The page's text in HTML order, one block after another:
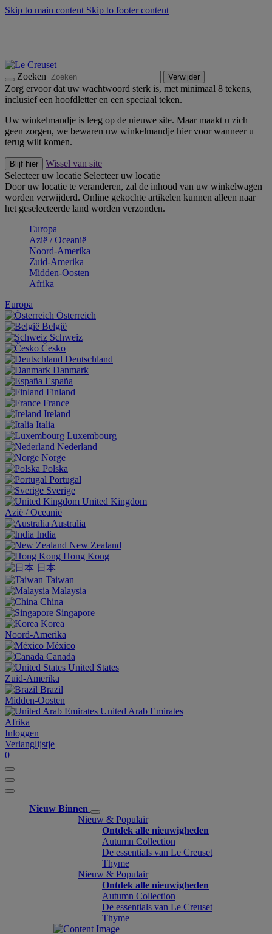
Skip to main content Skip to footer content
Zoeken Verwijder
Zorg ervoor dat uw wachtwoord sterk is, met minimaal 8 tekens,
inclusief een hoofdletter en een speciaal teken.
Uw winkelmandje is leeg op de nieuwe site. Maar maakt u zich
geen zorgen, we bewaren uw winkelmandje hier voor wanneer u
terug wilt komen.
Blijf hier
Wissel van site
Selecteer uw locatie Selecteer uw locatie
Door uw locatie te veranderen, zal de inhoud van uw winkelwagen
worden verwijderd. Online gekochte artikelen kunnen alleen naar
het geselecteerde land worden verzonden.
Europa
Aziё / Oceaniё
Noord-Amerika
Zuid-Amerika
Midden-Oosten
Afrika
Europa
Österreich
België
Schweiz
Česko
Deutschland
Danmark
España
Finland
France
Ireland
Italia
Luxembourg
Nederland
Norge
Polska
Portugal
Sverige
United Kingdom
Aziё / Oceaniё
Australia
India
New Zealand
Hong Kong
日本
Taiwan
Malaysia
China
Singapore
Korea
Noord-Amerika
México
Canada
United States
Zuid-Amerika
Brazil
Midden-Oosten
United Arab Emirates
Afrika
Inloggen
Verlanglijstje
0
Nieuw Binnen
Nieuw & Populair
Ontdek alle nieuwigheden
Autumn Collection
De essentials van Le Creuset
Thyme
Nieuw & Populair
Ontdek alle nieuwigheden
Autumn Collection
De essentials van Le Creuset
Thyme